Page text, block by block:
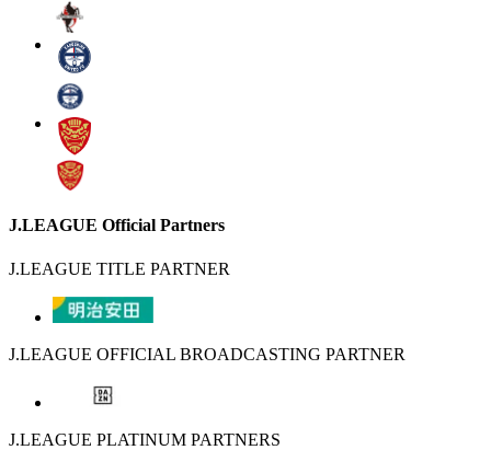
J.LEAGUE Official Partners
J.LEAGUE TITLE PARTNER
J.LEAGUE OFFICIAL BROADCASTING PARTNER
J.LEAGUE PLATINUM PARTNERS